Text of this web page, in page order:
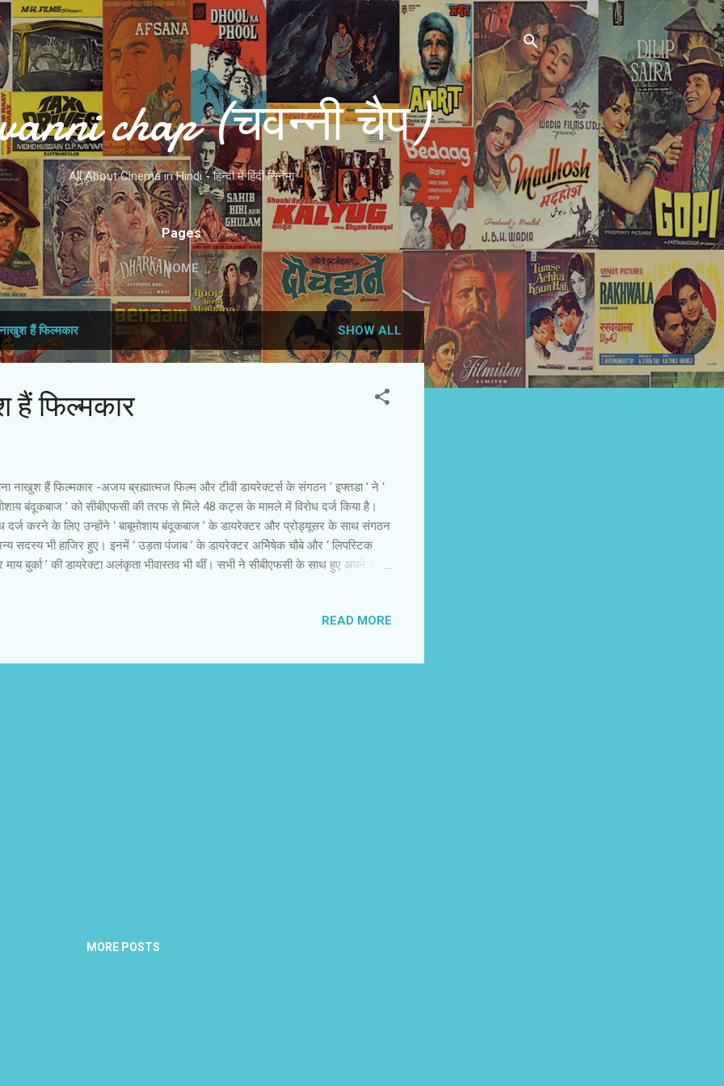
Skip to main content
chap (चवन्नी चैप)
All About Cinema in Hindi - हिन्दी में हिंदी सिनेमा
Pages
HOME
नाखुश हैं फिल्‍मकार SHOW ALL
हैं फिल्‍मकार
नाखुश हैं फिल्‍मकार -अजय ब्रह्मात्‍मज फिल्‍म और टीवी डायरेक्‍टर्स के संगठन ‘ इफ्तडा ’ ने ‘
बंदूकबाज ’ को सीबीएफसी की तरफ से मिले 48 कट्स के मामले में विरोध दर्ज किया है।
दर्ज करने के लिए उन्‍होंने ‘ बाबूमोशाय बंदूकबाज ’ के डायरेक्‍टर और प्रोड्यूसर के साथ संगठन
सदस्‍य भी हाजिर हुए। इनमें ‘ उड़ता पंजाब ’ के डायरेक्‍टर अभिेषेक चौबे और ‘ लिपस्टिक
बुर्का ’ की डायरेक्‍टा अलंकृता भीवास्‍तव भी थीं। सभी ने सीबीएफसी के साथ हुए अपने कड़वे
लगातार अपने फैसलों में नीचे की ओर जा रही है। फिल्‍मकारों की मुश्किलें बढ़ती जा रही
डरे रहते हैं कि मालूम नहीं क्‍या फरमान आए ? और उन्‍हें और कितने चक्‍कर लगाने पड़ें। ‘
READ MORE
MORE POSTS